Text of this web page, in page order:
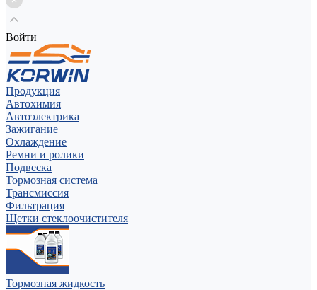
Войти
Продукция
Автохимия
Автоэлектрика
Зажигание
Охлаждение
Ремни и ролики
Подвеска
Тормозная система
Трансмиссия
Фильтрация
Щетки стеклоочистителя
Тормозная жидкость